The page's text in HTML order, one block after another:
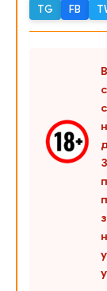
025
029
TG FB